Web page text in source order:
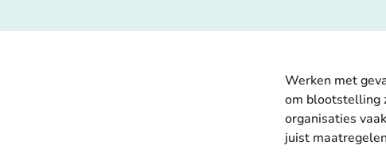
Werken met
om blootstelling
organisaties
juist